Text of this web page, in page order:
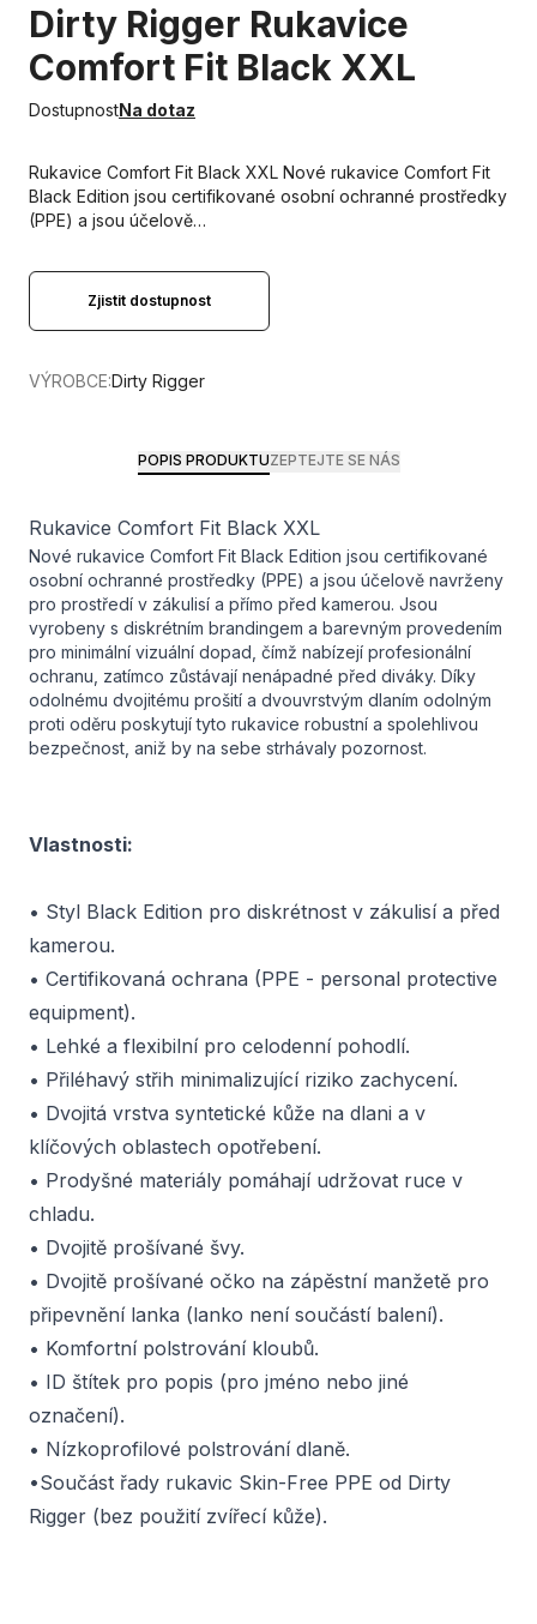
Dirty Rigger Rukavice
Comfort Fit Black XXL
DostupnostNa dotaz
Rukavice Comfort Fit Black XXL Nové rukavice Comfort Fit
Black Edition jsou certifikované osobní ochranné prostředky
(PPE) a jsou účelově…
Zjistit dostupnost
VÝROBCE:Dirty Rigger
POPIS PRODUKTUZEPTEJTE SE NÁS
Rukavice Comfort Fit Black XXL
Nové rukavice Comfort Fit Black Edition jsou certifikované
osobní ochranné prostředky (PPE) a jsou účelově navrženy
pro prostředí v zákulisí a přímo před kamerou. Jsou
vyrobeny s diskrétním brandingem a barevným provedením
pro minimální vizuální dopad, čímž nabízejí profesionální
ochranu, zatímco zůstávají nenápadné před diváky. Díky
odolnému dvojitému prošití a dvouvrstvým dlaním odolným
proti oděru poskytují tyto rukavice robustní a spolehlivou
bezpečnost, aniž by na sebe strhávaly pozornost.
Vlastnosti:
• Styl Black Edition pro diskrétnost v zákulisí a před
kamerou.
• Certifikovaná ochrana (PPE - personal protective
equipment).
• Lehké a flexibilní pro celodenní pohodlí.
• Přiléhavý střih minimalizující riziko zachycení.
• Dvojitá vrstva syntetické kůže na dlani a v
klíčových oblastech opotřebení.
• Prodyšné materiály pomáhají udržovat ruce v
chladu.
• Dvojitě prošívané švy.
• Dvojitě prošívané očko na zápěstní manžetě pro
připevnění lanka (lanko není součástí balení).
• Komfortní polstrování kloubů.
• ID štítek pro popis (pro jméno nebo jiné
označení).
• Nízkoprofilové polstrování dlaně.
•Součást řady rukavic Skin-Free PPE od Dirty
Rigger (bez použití zvířecí kůže).